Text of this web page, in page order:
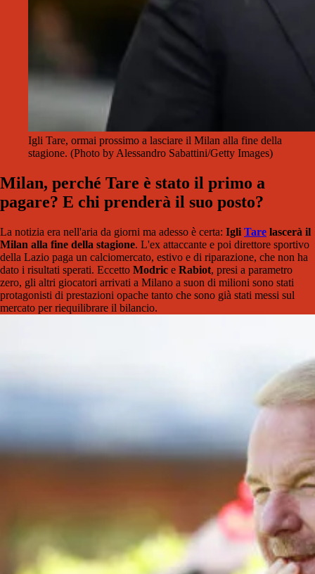
Igli Tare, ormai prossimo a lasciare il Milan alla fine della
stagione. (Photo by Alessandro Sabattini/Getty Images)
Milan, perché Tare è stato il primo a
pagare? E chi prenderà il suo posto?
La notizia era nell'aria da giorni ma adesso è certa: Igli Tare lascerà il
Milan alla fine della stagione. L'ex attaccante e poi direttore sportivo
della Lazio paga un calciomercato, estivo e di riparazione, che non ha
dato i risultati sperati. Eccetto Modric e Rabiot, presi a parametro
zero, gli altri giocatori arrivati a Milano a suon di milioni sono stati
protagonisti di prestazioni opache tanto che sono già stati messi sul
mercato per riequilibrare il bilancio.